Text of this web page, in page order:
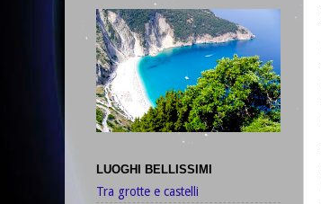
LUOGHI BELLISSIMI
Tra grotte e castelli